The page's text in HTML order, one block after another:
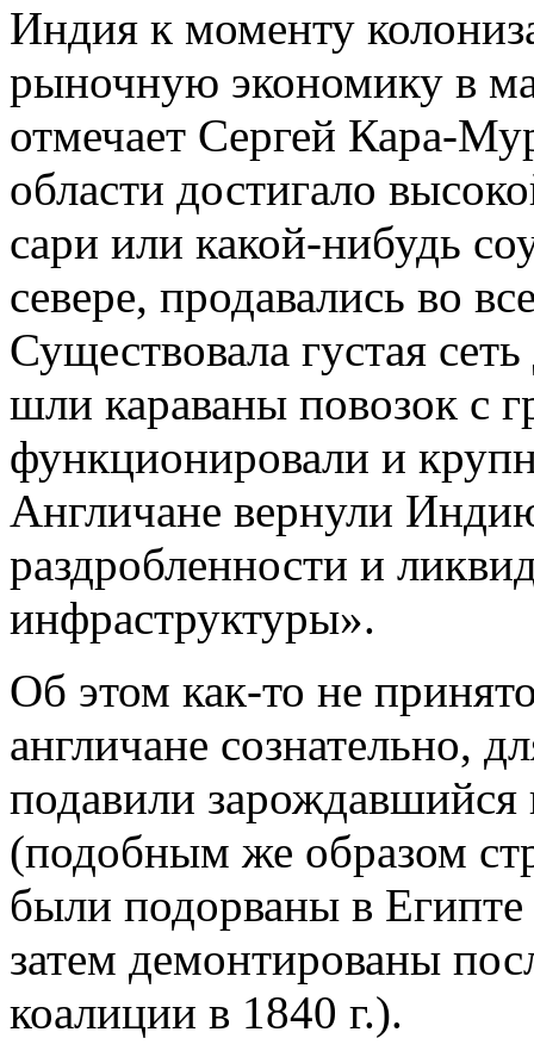
Индия к моменту
рыночную экономику в
отмечает Сергей Кара-
области достигало
сари или какой-нибудь
севере, продавались во
Существовала густая
шли караваны повозок с
функционировали и
Англичане вернули
раздробленности и
инфраструктуры».
Об этом как-то не
англичане сознательно,
подавили
(подобным же образом
были подорваны в
затем демонтированы
коалиции в 1840 г.).